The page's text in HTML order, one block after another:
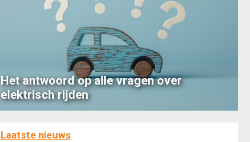
Het antwoord op alle vragen over
elektrisch rijden
Laatste nieuws